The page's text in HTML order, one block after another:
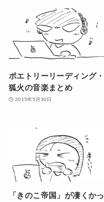
ポエトリーリーディング・
狐火の音楽まとめ
2015年5月30日
「きのこ帝国」が凄くかっ